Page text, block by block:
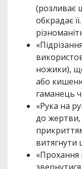
(розливає
обкрадає
ножики),
або
гаманець
«Рука на
до жертви,
витягнути
«Прохання